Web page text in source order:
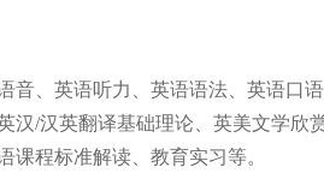
音、英语听力、英语语法、英语口
汉/汉英翻译基础理论、英美文学欣
课程标准解读、教育实习等。